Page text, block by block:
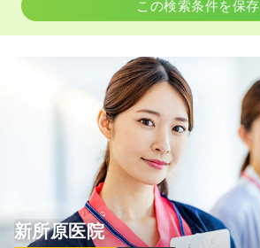
この検索条件を保存
新所原医院